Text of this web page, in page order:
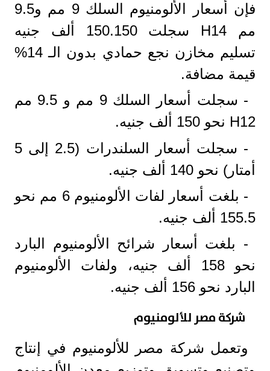
فإن أسعار الألومنيوم السلك 9 مم و9.5
مم H14 سجلت 150.150 ألف جنيه
تسليم مخازن نجع حمادي بدون الـ 14%
قيمة مضافة.
- سجلت أسعار السلك 9 مم و 9.5 مم
H12 نحو 150 ألف جنيه.
- سجلت أسعار السلندرات (2.5 إلى 5
أمتار) نحو 140 ألف جنيه.
- بلغت أسعار لفات الألومنيوم 6 مم نحو
155.5 ألف جنيه.
- بلغت أسعار شرائح الألومنيوم البارد
نحو 158 ألف جنيه، ولفات الألومنيوم
البارد نحو 156 ألف جنيه.
شركة مصر للألومنيوم
وتعمل شركة مصر للألومنيوم في إنتاج